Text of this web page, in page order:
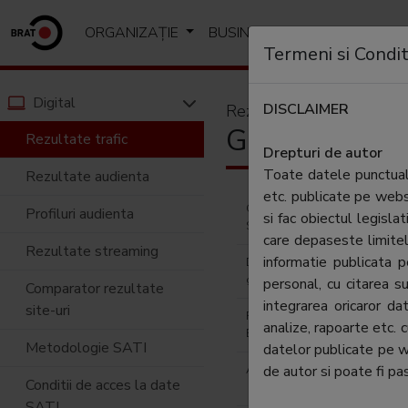
ORGANIZAȚIE BUSINESS ANALIZE SI
Digital
Rezultate trafic
Rezultate audienta
Profiluri audienta
Rezultate streaming
Comparator rezultate
site-uri
Metodologie SATI
Conditii de acces la date
Rezultate trafic
Grup Europe
Contractor
SATI:
Europe
Director
general:
Zuzana
Reprezentant
BRAT:
Stefan
Adresa
Bucuresti,
Termeni si
DISCLAIMER
Drepturi de autor
Toate datele
etc. publicate pe
si fac obiectul
care depaseste
informatie publicata
personal, cu citarea
integrarea oricaror
analize, rapoarte etc.
datelor publicate pe
de autor si poate fi